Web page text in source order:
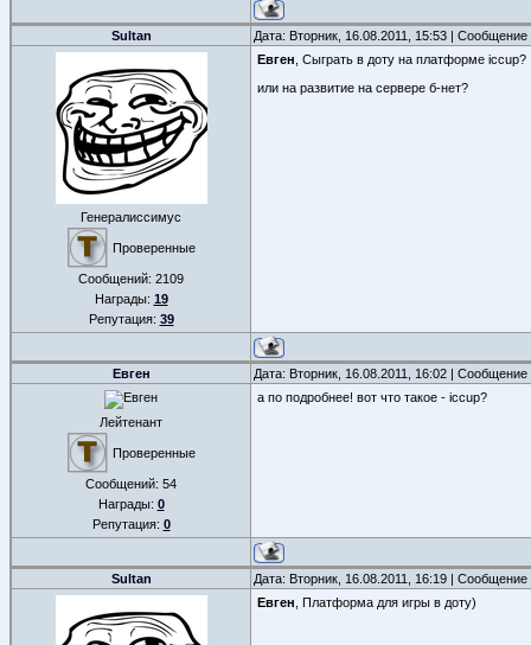
Sultan Дата: Вторник, 16.08.2011, 15:53 |
Генералиссимус
Проверенные
Сообщений: 2109
Награды: 19
Репутация: 39
Евген , Сыграть в доту на платформе iccup?
или на развитие на сервере б-нет?
Евген Дата: Вторник, 16.08.2011, 16:02 |
Лейтенант
Проверенные
Сообщений: 54
Награды: 0
Репутация: 0
а по подробнее! вот что такое - iccup?
Sultan Дата: Вторник, 16.08.2011, 16:19 |
Евген , Платформа для игры в доту)